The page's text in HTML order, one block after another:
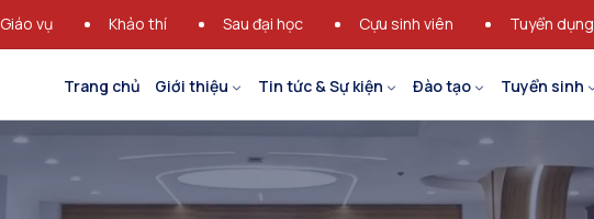
Giáo vụ Khảo thí Sau đại học Cựu sinh viên Tuyển dụng
Trang chủ Giới thiệu Tin tức & Sự kiện Đào tạo Tuyển sinh